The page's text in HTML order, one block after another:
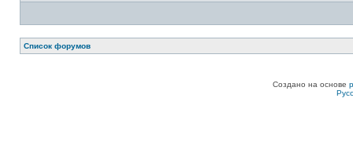
Список форумов
Создано на основе